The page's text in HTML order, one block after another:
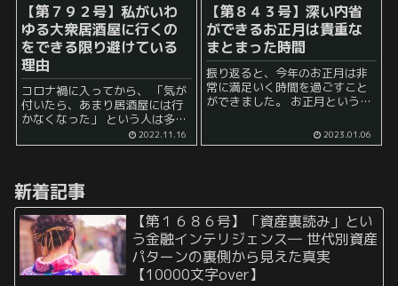
【第７９２号】私がいわ
ゆる大衆居酒屋に行くの
をできる限り避けている
理由
コロナ禍に入ってから、 「気が
付いたら、あまり居酒屋には行
かなくなった」 という人は多い
でも客足が戻ってきたところも
いる人もいるようで...
2022.11.16
【第８４３号】深い内省
ができるお正月は貴重な
まとまった時間
振り返ると、今年のお正月は非
常に満足いく時間を過ごすこと
ができました。 お正月という
いった様々なイベントをこなさ
ないといけない、といったイメ
2023.01.06
新着記事
【第１６８６号】「資産裏読み」とい
う金融インテリジェンス― 世代別資産
パターンの裏側から見えた真実
【10000文字over】